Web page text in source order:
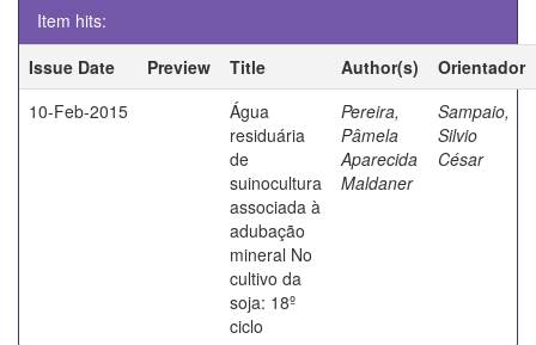
Item hits:
Issue Date
Preview Title Author(s)
Orientador
10-Feb-2015
Água
residuária
de
suinocultura
associada à
adubação
mineral No
cultivo da
soja: 18º
ciclo
Pereira,
Pâmela
Aparecida
Maldaner
Sampaio,
Silvio
César